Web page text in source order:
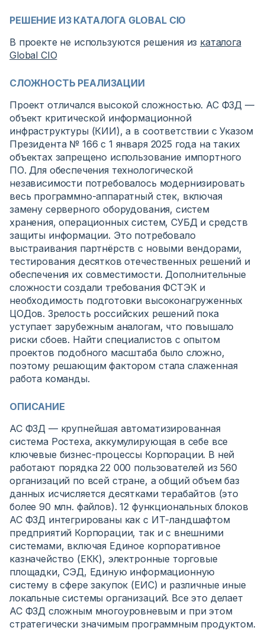
РЕШЕНИЕ ИЗ КАТАЛОГА GLOBAL CIO
В проекте не используются решения из каталога
Global CIO
СЛОЖНОСТЬ РЕАЛИЗАЦИИ
Проект отличался высокой сложностью. АС ФЗД —
объект критической информационной
инфраструктуры (КИИ), а в соответствии с Указом
Президента № 166 с 1 января 2025 года на таких
объектах запрещено использование импортного
ПО. Для обеспечения технологической
независимости потребовалось модернизировать
весь программно-аппаратный стек, включая
замену серверного оборудования, систем
хранения, операционных систем, СУБД и средств
защиты информации. Это потребовало
выстраивания партнёрств с новыми вендорами,
тестирования десятков отечественных решений и
обеспечения их совместимости. Дополнительные
сложности создали требования ФСТЭК и
необходимость подготовки высоконагруженных
ЦОДов. Зрелость российских решений пока
уступает зарубежным аналогам, что повышало
риски сбоев. Найти специалистов с опытом
проектов подобного масштаба было сложно,
поэтому решающим фактором стала слаженная
работа команды.
ОПИСАНИЕ
АС ФЗД — крупнейшая автоматизированная
система Ростеха, аккумулирующая в себе все
ключевые бизнес-процессы Корпорации. В ней
работают порядка 22 000 пользователей из 560
организаций по всей стране, а общий объем баз
данных исчисляется десятками терабайтов (это
более 90 млн. файлов). 12 функциональных блоков
АС ФЗД интегрированы как с ИТ-ландшафтом
предприятий Корпорации, так и с внешними
системами, включая Единое корпоративное
казначейство (ЕКК), электронные торговые
площадки, СЭД, Единую информационную
систему в сфере закупок (ЕИС) и различные иные
локальные системы организаций. Все это делает
АС ФЗД сложным многоуровневым и при этом
стратегически значимым программным продуктом.